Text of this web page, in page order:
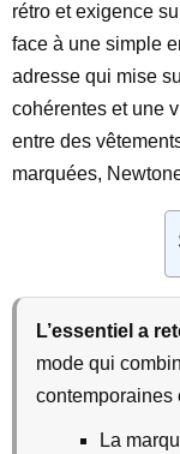
rétro et exigence
face à une simple
adresse qui mise
cohérentes et une
entre des
marquées,
L’essentiel a
mode qui
contemporaines
La